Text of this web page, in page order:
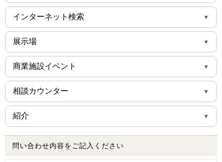
TikTok
映画館CM
Tver
Abema
路上看板
建築現場
現地看板
インターネット検索
SUUMO
athome
HOME‘S
タウンライフ
META展示場
インターネット検索
展示場
展示場
モデルハウス
SBSマイホームセンター
商業施設イベント
サントムーン柿田川
ヨーカドー(日清プラザ)
イオンモール富士宮
相談カウンター
イエタテカウンター
紹介
Standardオーナー様
Standard社員
問い合わせ内容をご記入ください